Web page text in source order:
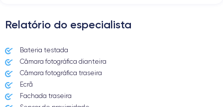
Relatório do especialista
Bateria testada
Câmara fotográfica dianteira
Câmara fotográfica traseira
Ecrã
Fachada traseira